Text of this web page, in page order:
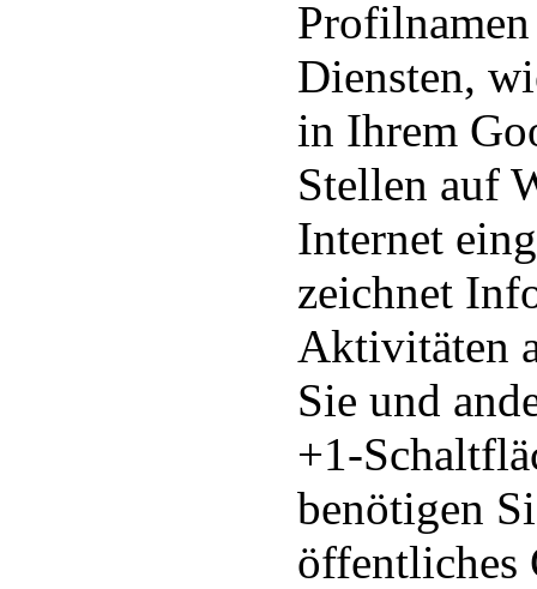
Diensten,
in Ihrem
Stellen auf
Internet
zeichnet
Aktivitäten
Sie und
+1-
benötigen
öffentliches